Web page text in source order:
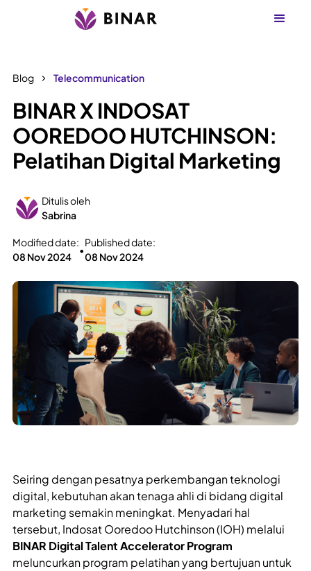
Blog Telecommunication
BINAR X INDOSAT
OOREDOO HUTCHINSON:
Pelatihan Digital Marketing
Ditulis oleh
Sabrina
Modified date:
08 Nov 2024
•
Published date:
08 Nov 2024
Seiring dengan pesatnya perkembangan teknologi
digital, kebutuhan akan tenaga ahli di bidang digital
marketing semakin meningkat. Menyadari hal
tersebut, Indosat Ooredoo Hutchinson (IOH) melalui
BINAR Digital Talent Accelerator Program
meluncurkan program pelatihan yang bertujuan untuk